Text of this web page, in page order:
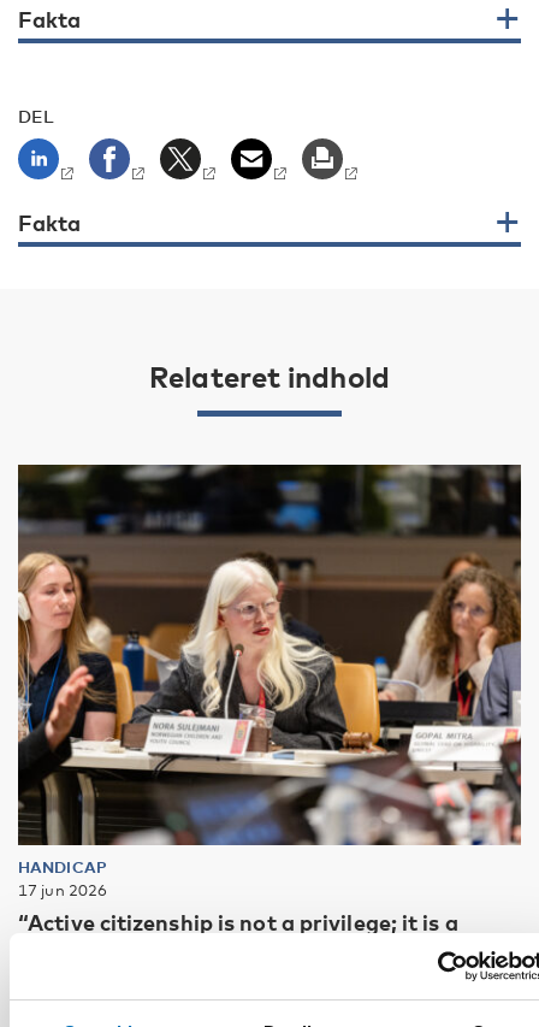
Fakta
DEL
Fakta
Relateret indhold
HANDICAP
17 jun 2026
“Active citizenship is not a privilege; it is a